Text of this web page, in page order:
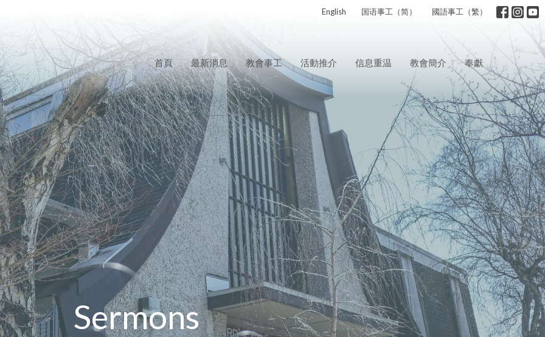
English 国语事工（简） 國語事工（繁）
首頁 最新消息 教會事工 活動推介 信息重温 教會簡介 奉獻
Sermons